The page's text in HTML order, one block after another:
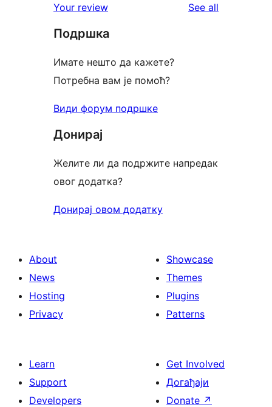
reviews
star
reviews
Your review See all
Подршка
Имате нешто да кажете?
Потребна вам је помоћ?
Види форум подршке
Донирај
Желите ли да подржите напредак
овог додатка?
Донирај овом додатку
About
News
Hosting
Privacy
Showcase
Themes
Plugins
Patterns
Learn
Support
Developers
Get Involved
Догађаји
Donate ↗